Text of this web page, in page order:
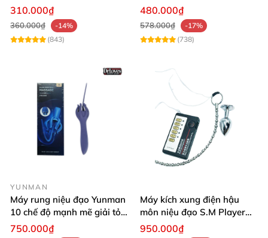
mới lạ
310.000₫
360.000₫
-14%
(843)
sạc pin Hong Kong
480.000₫
578.000₫
-17%
(738)
YUNMAN
Máy rung niệu đạo Yunman
10 chế độ mạnh mẽ giải tỏa
sinh lý
750.000₫
Máy kích xung điện hậu
môn niệu đạo S.M Player
cho người lớn
950.000₫